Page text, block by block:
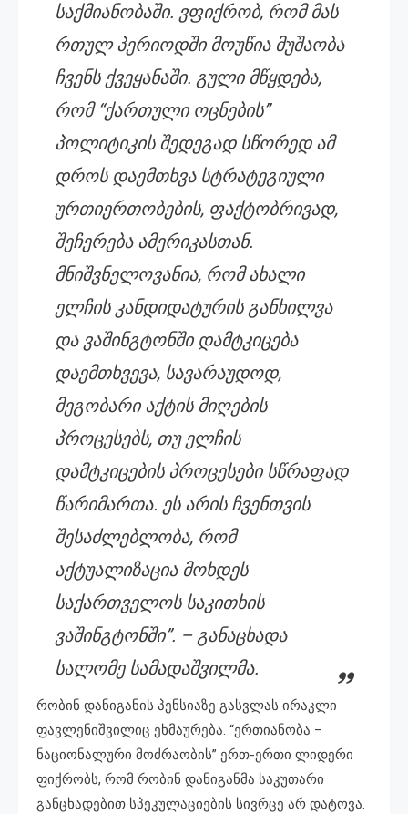
საქმიანობაში. ვფიქრობ, რომ მას
რთულ პერიოდში მოუწია მუშაობა
ჩვენს ქვეყანაში. გული მწყდება,
რომ “ქართული ოცნების”
პოლიტიკის შედეგად სწორედ ამ
დროს დაემთხვა სტრატეგიული
ურთიერთობების, ფაქტობრივად,
შეჩერება ამერიკასთან.
მნიშვნელოვანია, რომ ახალი
ელჩის კანდიდატურის განხილვა
და ვაშინგტონში დამტკიცება
დაემთხვევა, სავარაუდოდ,
მეგობარი აქტის მიღების
პროცესებს, თუ ელჩის
დამტკიცების პროცესები სწრაფად
წარიმართა. ეს არის ჩვენთვის
შესაძლებლობა, რომ
აქტუალიზაცია მოხდეს
საქართველოს საკითხის
ვაშინგტონში”. – განაცხადა
სალომე სამადაშვილმა.
რობინ დანიგანის პენსიაზე გასვლას ირაკლი
ფავლენიშვილიც ეხმაურება. “ერთიანობა –
ნაციონალური მოძრაობის” ერთ-ერთი ლიდერი
ფიქრობს, რომ რობინ დანიგანმა საკუთარი
განცხადებით სპეკულაციების სივრცე არ დატოვა.